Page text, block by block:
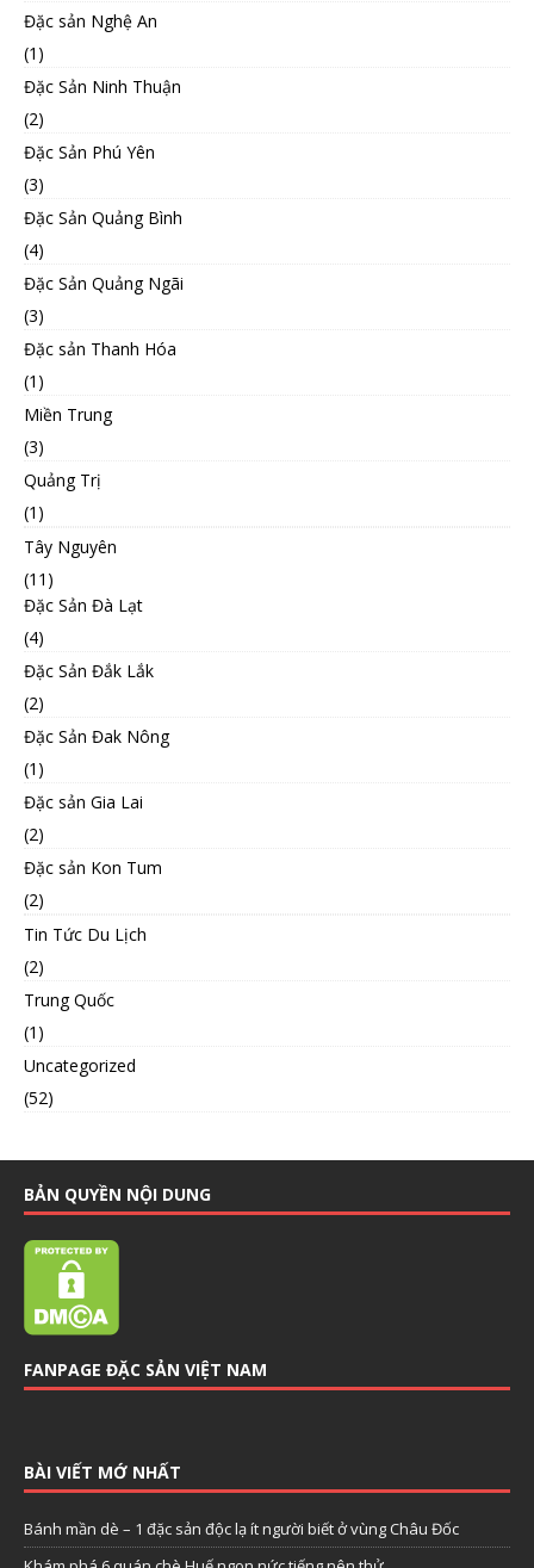
Đặc sản Nghệ An
(1)
Đặc Sản Ninh Thuận
(2)
Đặc Sản Phú Yên
(3)
Đặc Sản Quảng Bình
(4)
Đặc Sản Quảng Ngãi
(3)
Đặc sản Thanh Hóa
(1)
Miền Trung
(3)
Quảng Trị
(1)
Tây Nguyên
(11)
Đặc Sản Đà Lạt
(4)
Đặc Sản Đắk Lắk
(2)
Đặc Sản Đak Nông
(1)
Đặc sản Gia Lai
(2)
Đặc sản Kon Tum
(2)
Tin Tức Du Lịch
(2)
Trung Quốc
(1)
Uncategorized
(52)
BẢN QUYỀN NỘI DUNG
FANPAGE ĐẶC SẢN VIỆT NAM
BÀI VIẾT MỚ NHẤT
Bánh mần dè – 1 đặc sản độc lạ ít người biết ở vùng Châu Đốc